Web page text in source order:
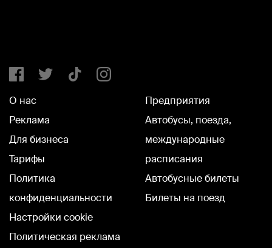
О нас
Реклама
Для бизнеса
Тарифы
Политика
конфиденциальности
Настройки cookie
Политическая реклама
Предприятия
Автобусы, поезда,
международные
расписания
Автобусные билеты
Билеты на поезд